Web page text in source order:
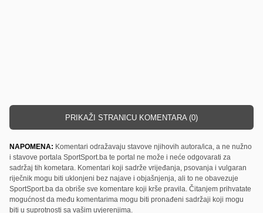
PRIKAŽI STRANICU KOMENTARA (0)
NAPOMENA: Komentari odražavaju stavove njihovih autora/ica, a ne nužno
i stavove portala SportSport.ba te portal ne može i neće odgovarati za
sadržaj tih kometara. Komentari koji sadrže vrijeđanja, psovanja i vulgaran
riječnik mogu biti uklonjeni bez najave i objašnjenja, ali to ne obavezuje
SportSport.ba da obriše sve komentare koji krše pravila. Čitanjem prihvatate
mogućnost da među komentarima mogu biti pronađeni sadržaji koji mogu
biti u suprotnosti sa vašim uvjerenjima.